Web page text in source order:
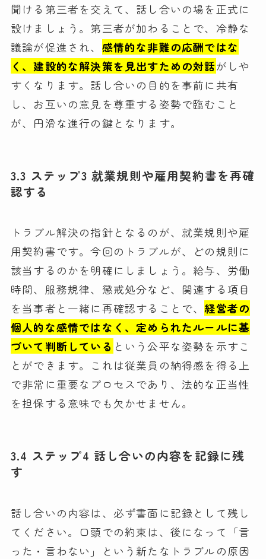
聞ける第三者を交えて、話し合いの場を正式に
設けましょう。第三者が加わることで、冷静な
議論が促進され、 感情的な非難の応酬ではな
く、建設的な解決策を見出すための対話がしや
すくなります。話し合いの目的を事前に共有
し、お互いの意見を尊重する姿勢で臨むこと
が、円滑な進行の鍵となります。
3.3 ステップ3 就業規則や雇用契約書を再確
認する
トラブル解決の指針となるのが、就業規則や雇
用契約書です。今回のトラブルが、どの規則に
該当するのかを明確にしましょう。給与、労働
時間、服務規律、懲戒処分など、関連する項目
を当事者と一緒に再確認することで、経営者の
個人的な感情ではなく、定められたルールに基
づいて判断している という公平な姿勢を示すこ
とができます。これは従業員の納得感を得る上
で非常に重要なプロセスであり、法的な正当性
を担保する意味でも欠かせません。
3.4 ステップ4 話し合いの内容を記録に残
す
話し合いの内容は、必ず書面に記録として残し
てください。口頭での約束は、後になって「言
った・言わない」という新たなトラブルの原因